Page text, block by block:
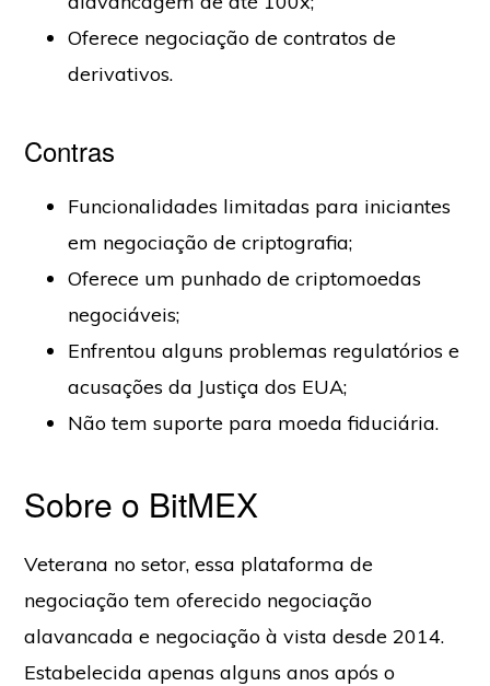
Oferece negociação de contratos de
derivativos.
Contras
Funcionalidades limitadas para iniciantes
em negociação de criptografia;
Oferece um punhado de criptomoedas
negociáveis;
Enfrentou alguns problemas regulatórios e
acusações da Justiça dos EUA;
Não tem suporte para moeda fiduciária.
Sobre o BitMEX
Veterana no setor, essa plataforma de
negociação tem oferecido negociação
alavancada e negociação à vista desde 2014.
Estabelecida apenas alguns anos após o